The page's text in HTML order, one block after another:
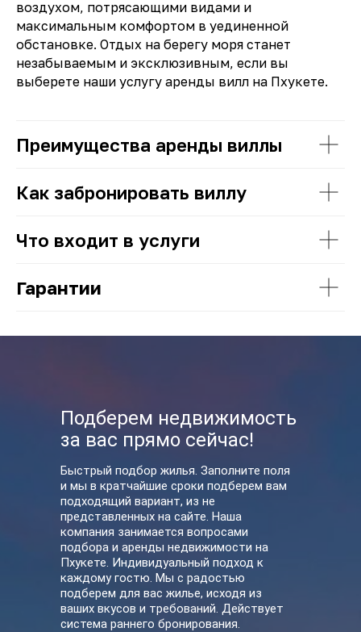
воздухом, потрясающими видами и
максимальным комфортом в уединенной
обстановке. Отдых на берегу моря станет
незабываемым и эксклюзивным, если вы
выберете наши услугу аренды вилл на Пхукете.
Преимущества аренды виллы
Как забронировать виллу
Что входит в услуги
Гарантии
Подберем недвижимость
за вас прямо сейчас!
Быстрый подбор жилья. Заполните поля
и мы в кратчайшие сроки подберем вам
подходящий вариант, из не
представленных на сайте. Наша
компания занимается вопросами
подбора и аренды недвижимости на
Пхукете. Индивидуальный подход к
каждому гостю. Мы с радостью
подберем для вас жилье, исходя из
ваших вкусов и требований. Действует
система раннего бронирования.
У нас вы также можете
арендовать